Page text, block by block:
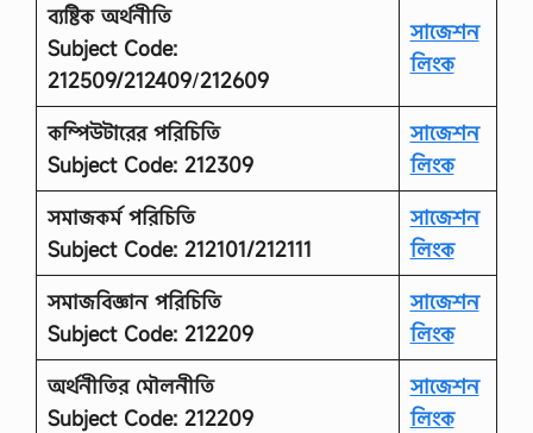
ব্যষ্টিক অর্থনীতি
Subject Code:
212509/212409/212609
সাজেশন
লিংক
কম্পিউটারের পরিচিতি
Subject Code: 212309
সাজেশন
লিংক
সমাজকর্ম পরিচিতি
Subject Code: 212101/212111
সাজেশন
লিংক
সমাজবিজ্ঞান পরিচিতি
Subject Code: 212209
সাজেশন
লিংক
অর্থনীতির মৌলনীতি
Subject Code: 212209
সাজেশন
লিংক